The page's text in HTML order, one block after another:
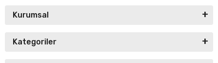
Kurumsal
Kategoriler